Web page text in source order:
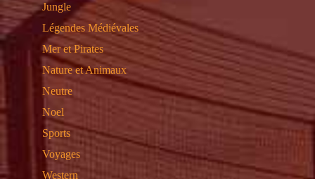
Jungle
Légendes Médiévales
Mer et Pirates
Nature et Animaux
Neutre
Noel
Sports
Voyages
Western